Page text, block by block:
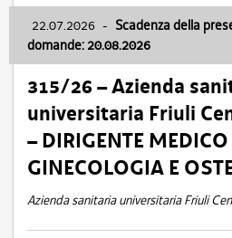
22.07.2026 - Scadenza della
domande: 20.08.2026
315/26 – Azienda
universitaria Friuli
– DIRIGENTE
GINECOLOGIA E
Azienda sanitaria universitaria Friuli